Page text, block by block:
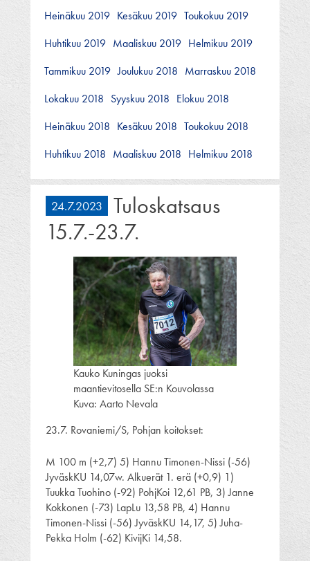
Heinäkuu 2019 Kesäkuu 2019 Toukokuu 2019
Huhtikuu 2019 Maaliskuu 2019 Helmikuu 2019
Tammikuu 2019 Joulukuu 2018 Marraskuu 2018
Lokakuu 2018 Syyskuu 2018 Elokuu 2018
Heinäkuu 2018 Kesäkuu 2018 Toukokuu 2018
Huhtikuu 2018 Maaliskuu 2018 Helmikuu 2018
24.7.2023
Tuloskatsaus
15.7.-23.7.
Kauko Kuningas juoksi
maantievitosella SE:n Kouvolassa
Kuva: Aarto Nevala
23.7. Rovaniemi/S, Pohjan koitokset:
M 100 m (+2,7) 5) Hannu Timonen-Nissi (-56)
JyväskKU 14,07w. Alkuerät 1. erä (+0,9) 1)
Tuukka Tuohino (-92) PohjKoi 12,61 PB, 3) Janne
Kokkonen (-73) LapLu 13,58 PB, 4) Hannu
Timonen-Nissi (-56) JyväskKU 14,17, 5) Juha-
Pekka Holm (-62) KivijKi 14,58.